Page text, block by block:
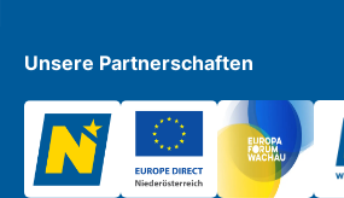
Unsere Partnerschaften